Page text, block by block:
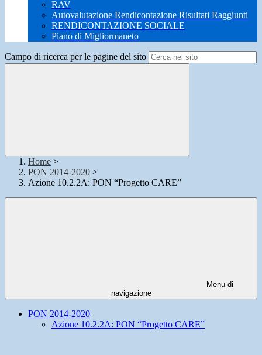
RAV
Autovalutazione Rendicontazione Risultati Raggiunti
RENDICONTAZIONE SOCIALE
Piano di Migliormaneto
Campo di ricerca per le pagine del sito
Home >
PON 2014-2020 >
Azione 10.2.2A: PON “Progetto CARE”
Menu di
navigazione
PON 2014-2020
Azione 10.2.2A: PON “Progetto CARE”